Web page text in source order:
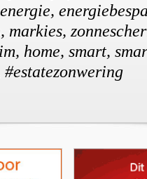
home, smart,